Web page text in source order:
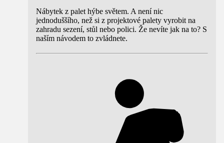
Nábytek z palet hýbe světem. A není nic
jednoduššího, než si z projektové palety vyrobit na
zahradu sezení, stůl nebo polici. Že nevíte jak na to? S
naším návodem to zvládnete.